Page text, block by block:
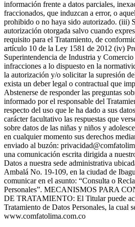
información frente a datos parciales,
fraccionados, que induzcan a error, o
prohibido o no haya sido autorizado. (iii)
autorización otorgada salvo cuando
requisito para el Tratamiento, de
artículo 10 de la Ley 1581 de 2012 (iv)
Superintendencia de Industria y
infracciones a lo dispuesto en la
la autorización y/o solicitar la supresión
exista un deber legal o contractual que
Abstenerse de responder las preguntas
informado por el responsable del
respecto del uso que le ha dado a sus
carácter facultativo las respuestas que
sobre datos de las niñas y niños y
en cualquier momento sus derechos
enviado al buzón:
una comunicación escrita dirigida a
Datos a nuestra sede administrativa
Ambalá No. 19-109, en la ciudad de
comunicar en el asunto: “Consulta o
Personales”. MECANISMOS PARA
DE TRATAMIENTO: El Titular puede
Tratamiento de Datos Personales, la cual
www.comfatolima.com.co